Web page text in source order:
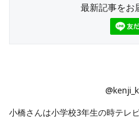
最新記事をお
小橋さんは小学校3年生の時テレ